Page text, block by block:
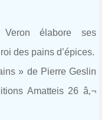
élabore ses
des pains d’épices.
» de Pierre Geslin
Amatteis 26 â‚¬